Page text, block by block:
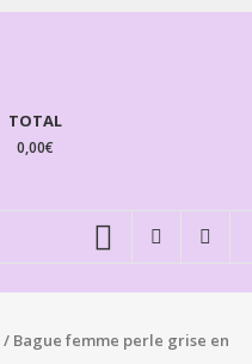
BIJOUX
TOTAL
0,00€
/ Bague femme perle grise en